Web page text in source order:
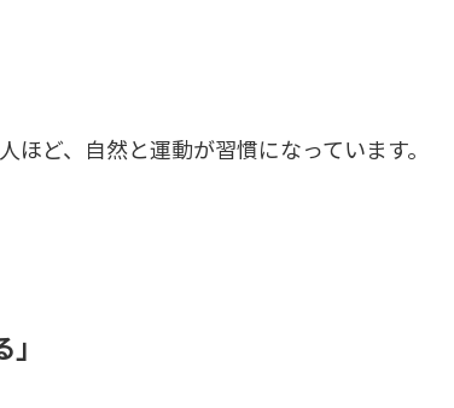
ど、自然と運動が習慣になっています。